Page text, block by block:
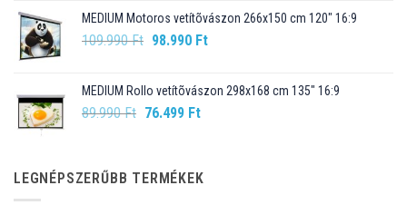
99.990 Ft.89.990 Ft.
MEDIUM Motoros vetítõvászon 266x150 cm 120" 16:9
109.990Ft Original
109.990 Ft.
98.990 FtCurrent
98.990 Ft.
MEDIUM Rollo vetítõvászon 298x168 cm 135" 16:9
89.990Ft Original
89.990 Ft.
76.499 FtCurrent
76.499 Ft.
LEGNÉPSZERŰBB TERMÉKEK